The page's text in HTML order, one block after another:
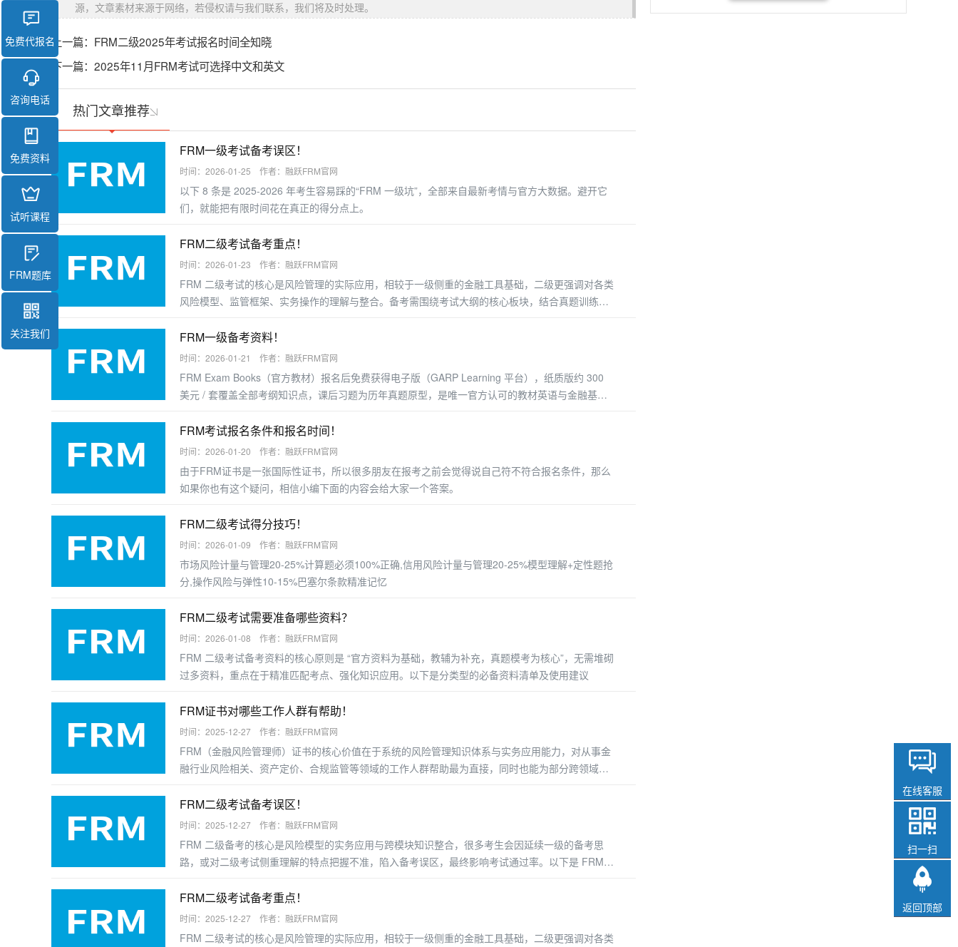
源，文章素材来源于网络，若侵权请与我们联系，我们将及时处理。
上一篇： FRM二级2025年考试报名时间全知晓
下一篇： 2025年11月FRM考试可选择中文和英文
热门文章推荐
FRM一级考试备考误区！
时间：2026-01-25 作者：融跃FRM官网
以下 8 条是 2025-2026 年考生容易踩的“FRM 一级坑”，全部来自最新考情与官方大数据。避开它
们，就能把有限时间花在真正的得分点上。
FRM二级考试备考重点！
时间：2026-01-23 作者：融跃FRM官网
FRM 二级考试的核心是风险管理的实际应用，相较于一级侧重的金融工具基础，二级更强调对各类
风险模型、监管框架、实务操作的理解与整合。备考需围绕考试大纲的核心板块，结合真题训练掌
FRM一级备考资料！
时间：2026-01-21 作者：融跃FRM官网
FRM Exam Books（官方教材）报名后免费获得电子版（GARP Learning 平台），纸质版约 300
美元 / 套覆盖全部考纲知识点，课后习题为历年真题原型，是唯一官方认可的教材英语与金融基础
FRM考试报名条件和报名时间！
时间：2026-01-20 作者：融跃FRM官网
由于FRM证书是一张国际性证书，所以很多朋友在报考之前会觉得说自己符不符合报名条件，那么
如果你也有这个疑问，相信小编下面的内容会给大家一个答案。
FRM二级考试得分技巧！
时间：2026-01-09 作者：融跃FRM官网
市场风险计量与管理20-25%计算题必须100%正确,信用风险计量与管理20-25%模型理解+定性题抢
分,操作风险与弹性10-15%巴塞尔条款精准记忆
FRM二级考试需要准备哪些资料？
时间：2026-01-08 作者：融跃FRM官网
FRM 二级考试备考资料的核心原则是 “官方资料为基础，教辅为补充，真题模考为核心”，无需堆砌
过多资料，重点在于精准匹配考点、强化知识应用。以下是分类型的必备资料清单及使用建议
FRM证书对哪些工作人群有帮助！
时间：2025-12-27 作者：融跃FRM官网
FRM（金融风险管理师）证书的核心价值在于系统的风险管理知识体系与实务应用能力，对从事金
融行业风险相关、资产定价、合规监管等领域的工作人群帮助最为直接，同时也能为部分跨领域从
FRM二级考试备考误区！
时间：2025-12-27 作者：融跃FRM官网
FRM 二级备考的核心是风险模型的实务应用与跨模块知识整合，很多考生会因延续一级的备考思
路，或对二级考试侧重理解的特点把握不准，陷入备考误区，最终影响考试通过率。以下是 FRM
FRM二级考试备考重点！
时间：2025-12-27 作者：融跃FRM官网
FRM 二级考试的核心是风险管理的实际应用，相较于一级侧重的金融工具基础，二级更强调对各类
免费代报名
咨询电话
免费资料
试听课程
FRM题库
关注我们
在线客服
扫一扫
返回顶部